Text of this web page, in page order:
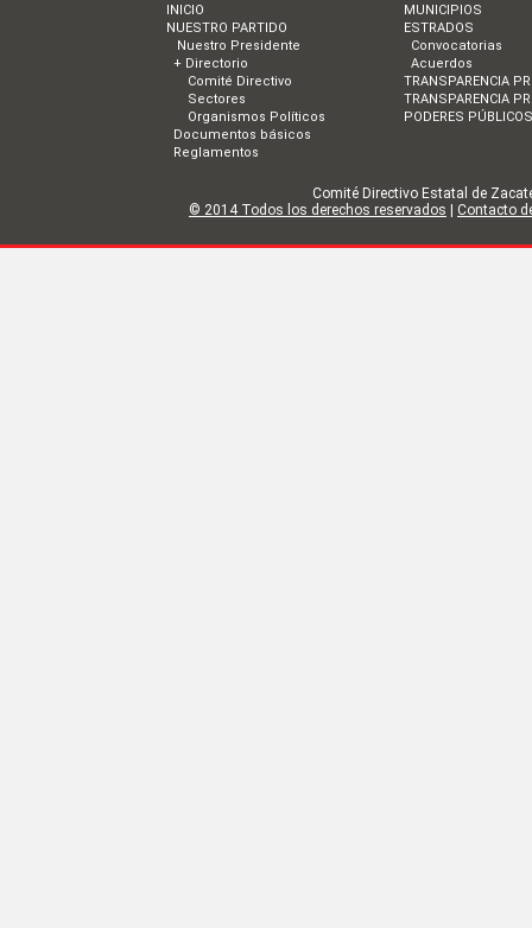
INICIO
NUESTRO PARTIDO
Nuestro Presidente
+ Directorio
Comité Directivo
Sectores
Organismos Políticos
Documentos básicos
Reglamentos
MUNICIPIOS
ESTRADOS
Convocatorias
Acuerdos
TRANSPARENCIA
TRANSPARENCIA
PODERES PÚBLICOS
Comité Directivo Estatal de
© 2014 Todos los derechos reservados | Contacto